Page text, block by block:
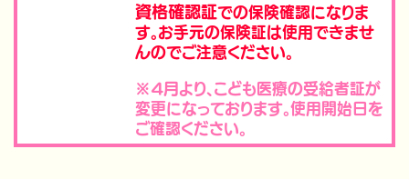
資格確認証での保険確認になりま
す。お手元の保険証は使用できませ
んのでご注意ください。
※４月より、こども医療の受給者証が
変更になっております。使用開始日を
ご確認ください。